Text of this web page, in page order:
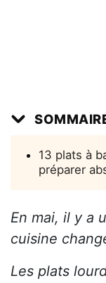
13 plats à
préparer
En mai, il y a
cuisine
Les plats